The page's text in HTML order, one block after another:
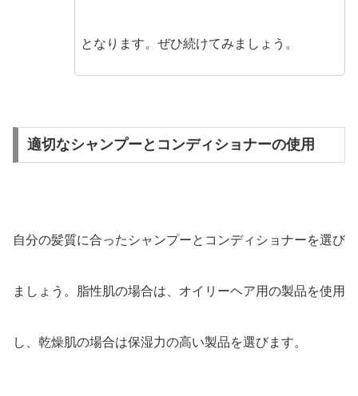
となります。ぜひ続けてみましょう。
適切なシャンプーとコンディショナーの使用
自分の髪質に合ったシャンプーとコンディショナーを選び
ましょう。脂性肌の場合は、オイリーヘア用の製品を使用
し、乾燥肌の場合は保湿力の高い製品を選びます。